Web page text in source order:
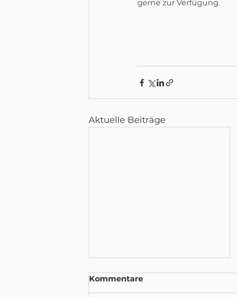
gerne zur Verfügung.
Aktuelle Beiträge
Kommentare